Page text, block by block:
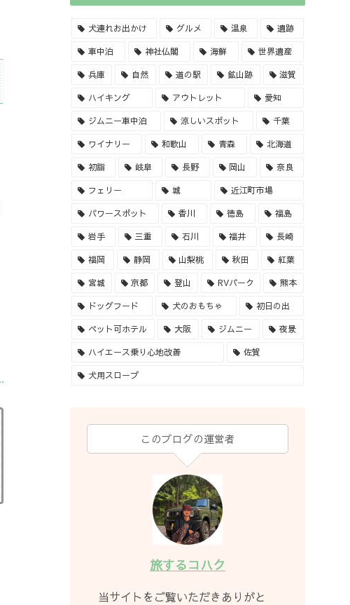
犬連れお出かけ グルメ 温泉 遺跡
車中泊 神社仏閣 海鮮 世界遺産
兵庫 自然 道の駅 鉱山跡 滋賀
ハイキング アウトレット 愛知
ジムニー車中泊 涼しいスポット 千葉
ワイナリー 和歌山 青森 北海道
初詣 岐阜 長野 岡山 奈良
フェリー 城 近江町市場
パワースポット 香川 徳島 福島
岩手 三重 石川 福井 長崎
福岡 静岡 山梨桃 秋田 紅葉
宮城 京都 登山 RVパーク 熊本
ドッグフード 犬のおもちゃ 初日の出
ペット可ホテル 大阪 ジムニー 夜景
ハイエース乗り心地改善 佐賀
犬用スロープ
このブログの運営者
旅するコハク
当サイトをご覧いただきありがと